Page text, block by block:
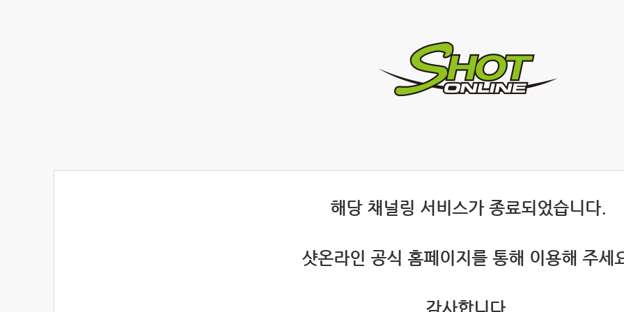
해당 채널링 서비스가 종료되었습니다.
샷온라인 공식 홈페이지를 통해 이용해 주세